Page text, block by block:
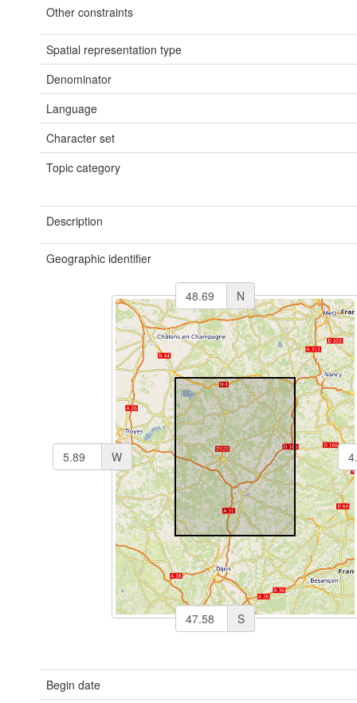
Other constraints
Spatial representation type
Denominator
Language
Character set
Topic category
Description
Geographic identifier
N
S
W
Begin date